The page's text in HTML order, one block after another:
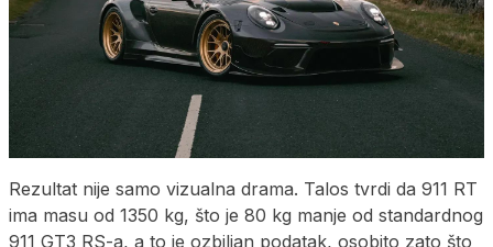
Rezultat nije samo vizualna drama. Talos tvrdi da 911 RT
ima masu od 1350 kg, što je 80 kg manje od standardnog
911 GT3 RS-a, a to je ozbiljan podatak, osobito zato što